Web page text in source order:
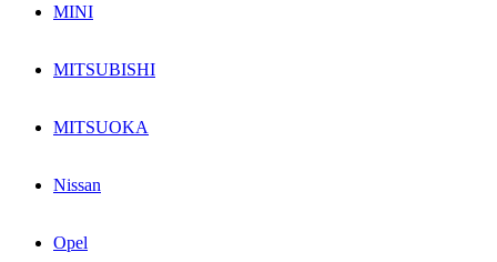
MINI
MITSUBISHI
MITSUOKA
Nissan
Opel